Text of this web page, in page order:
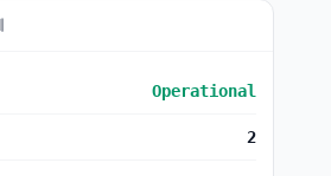
Operational
2